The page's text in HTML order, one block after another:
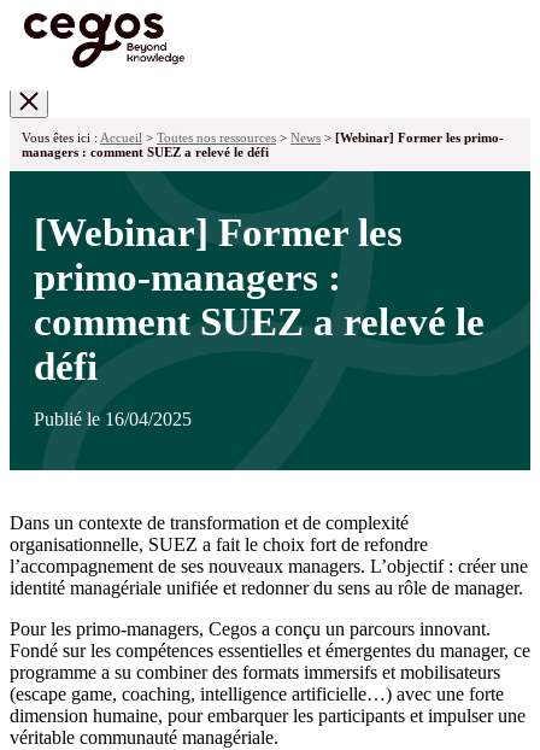
Vous êtes ici : Accueil > Toutes nos ressources > News > [Webinar] Former les primo-
managers : comment SUEZ a relevé le défi
[Webinar] Former les
primo-managers :
comment SUEZ a relevé le
défi
Publié le 16/04/2025
Dans un contexte de transformation et de complexité
organisationnelle, SUEZ a fait le choix fort de refondre
l’accompagnement de ses nouveaux managers. L’objectif : créer une
identité managériale unifiée et redonner du sens au rôle de manager.
Pour les primo-managers, Cegos a conçu un parcours innovant.
Fondé sur les compétences essentielles et émergentes du manager, ce
programme a su combiner des formats immersifs et mobilisateurs
(escape game, coaching, intelligence artificielle…) avec une forte
dimension humaine, pour embarquer les participants et impulser une
véritable communauté managériale.